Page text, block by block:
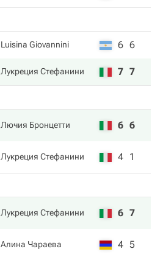
Luisina Giovannini 6 6
Лукреция Стефанини 7 7
Лючия Бронцетти 6 6
Лукреция Стефанини 4 1
Лукреция Стефанини 6 7
Алина Чараева 4 5